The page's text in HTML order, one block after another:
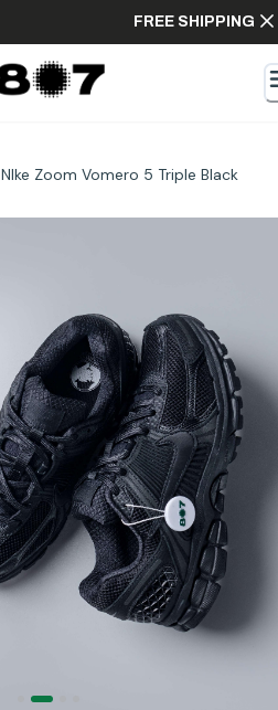
FREE
NIke Zoom Vomero 5 Triple Black